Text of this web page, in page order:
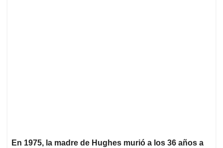
En 1975, la madre de Hughes murió a los 36 años a